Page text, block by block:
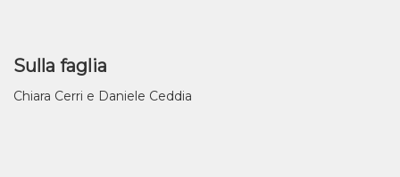
Sulla faglia
Chiara Cerri e Daniele Ceddia